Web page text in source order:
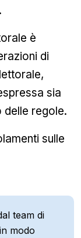
è
di
sia
regole.
sulle
team di
modo